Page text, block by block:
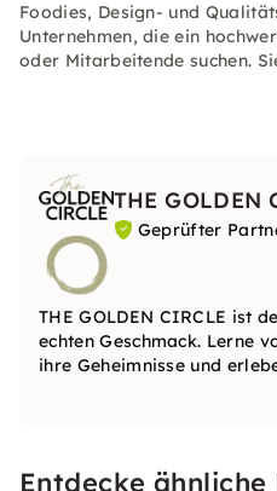
Foodies, Design- und
Unternehmen, die ein
oder Mitarbeitende suchen.
THE GOLDEN
Geprüfter
THE GOLDEN CIRCLE ist
echten Geschmack. Lerne
ihre Geheimnisse und
Entdecke ähnliche